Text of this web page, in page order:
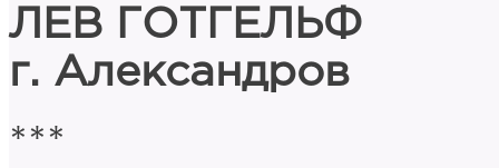
ЛЕВ ГОТГЕЛЬФ
г. Александров
***